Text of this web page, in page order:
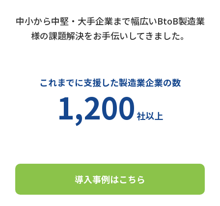
中小から中堅・大手企業まで幅広いBtoB製造業
様の課題解決をお手伝いしてきました。
これまでに支援した製造業企業の数
1,200 社以上
導入事例はこちら